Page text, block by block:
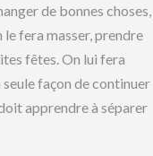
de bonnes choses,
fera masser, prendre
fêtes. On lui fera
façon de continuer
apprendre à séparer